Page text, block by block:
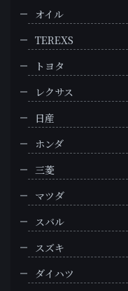
オイル
TEREXS
トヨタ
レクサス
日産
ホンダ
三菱
マツダ
スバル
スズキ
ダイハツ